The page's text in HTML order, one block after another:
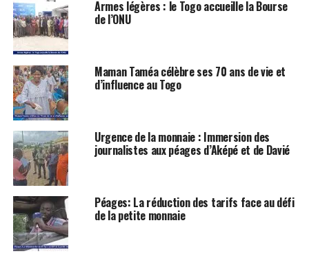
Armes légères : le Togo accueille la Bourse
de l’ONU
Maman Taméa célèbre ses 70 ans de vie et
d’influence au Togo
Urgence de la monnaie : Immersion des
journalistes aux péages d’Aképé et de Davié
Péages: La réduction des tarifs face au défi
de la petite monnaie